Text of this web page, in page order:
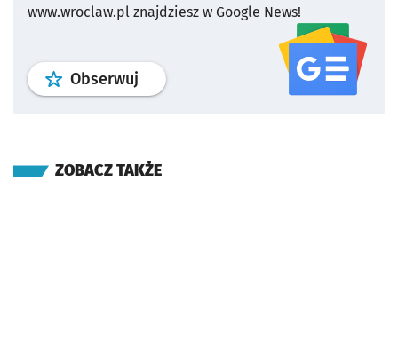
www.wroclaw.pl znajdziesz w Google News!
Obserwuj profil serwisu
ZOBACZ TAKŻE